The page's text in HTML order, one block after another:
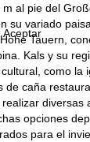
Aceptar
al pie del
su variado
Tauern,
Kals y su
como la
de caña
diversas
opciones
para el